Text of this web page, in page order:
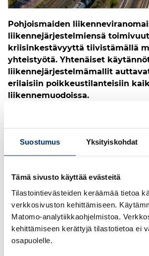
Suostumus Yksityiskohdat
Tämä sivusto käyttää evästeitä
Tilastointievästeiden keräämää tietoa
verkkosivuston kehittämiseen.
Matomo-analytiikkaohjelmistoa.
kehittämiseen kerättyjä tilastotietoa ei
osapuolelle.
Pohjoismaiden
liikennejärjestelmiensä
kriisinkestävyyttä tiivistämällä
yhteistyötä. Yhtenäiset
liikennejärjestelmämallit
erilaisiin poikkeustilanteisiin
liikennemuodoissa.
Pohjoismainen liikenteen
luonnonkatastrofien sekä muiden
ja asiantuntemuksen jakaminen
raide- ja tieliikennettä.
Norja ja Tanska
täysipainoisesti